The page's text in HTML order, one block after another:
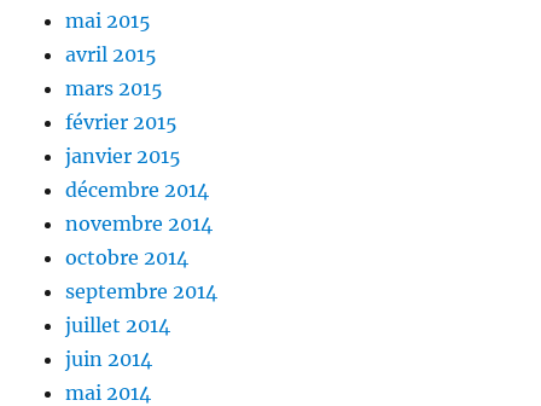
mai 2015
avril 2015
mars 2015
février 2015
janvier 2015
décembre 2014
novembre 2014
octobre 2014
septembre 2014
juillet 2014
juin 2014
mai 2014